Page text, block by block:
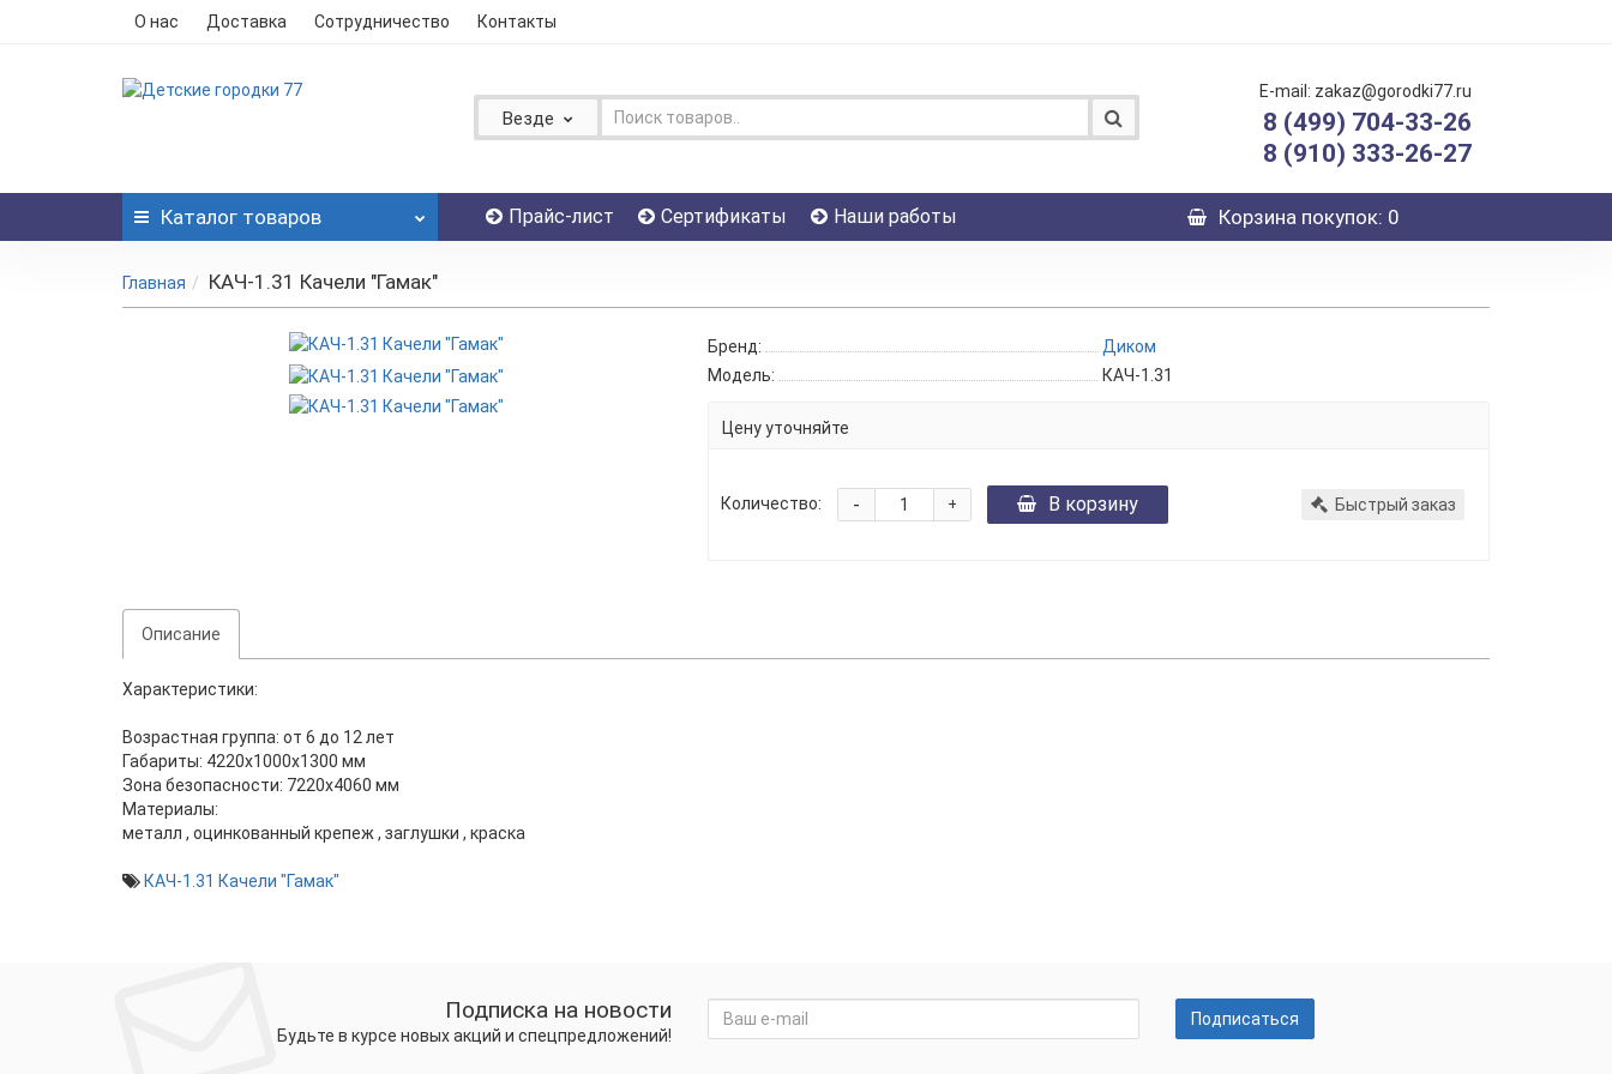
О нас Доставка Сотрудничество Контакты
Везде
E-mail: zakaz@gorodki77.ru
8 (499) 704-33-26
8 (910) 333-26-27
Каталог товаров Прайс-лист Сертификаты Наши работы Корзинапокупок: 0
Главная КАЧ-1.31 Качели "Гамак"
Бренд:
Диком
Модель:
КАЧ-1.31
Цену уточняйте
Количество: +
- В корзину Быстрый заказ
Описание
Характеристики:
Возрастная группа: от 6 до 12 лет
Габариты: 4220x1000x1300 мм
Зона безопасности: 7220x4060 мм
Материалы:
металл , оцинкованный крепеж , заглушки , краска
КАЧ-1.31 Качели "Гамак"
Подписка на новости
Будьте в курсе новых акций и спецпредложений!
Подписаться